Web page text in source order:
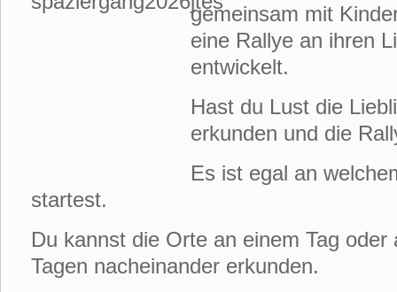
gemeinsam mit
eine Rallye an ihren
entwickelt.
Hast du Lust die
erkunden und die
Es ist egal an
startest.
Du kannst die Orte an einem Tag oder
Tagen nacheinander erkunden.